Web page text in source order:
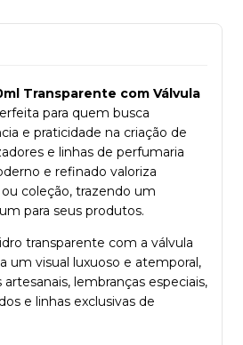
Transparente com Válvula
para quem busca
e praticidade na criação de
e linhas de perfumaria
e refinado valoriza
coleção, trazendo um
para seus produtos.
transparente com a válvula
um visual luxuoso e atemporal,
lembranças especiais,
e linhas exclusivas de